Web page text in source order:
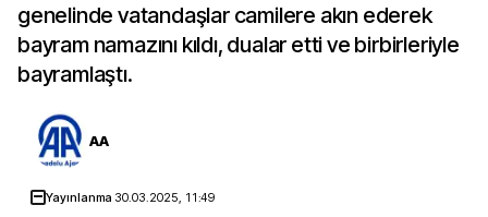
genelinde vatandaşlar camilere akın ederek
bayram namazını kıldı, dualar etti ve birbirleriyle
bayramlaştı.
AA
Yayınlanma 30.03.2025, 11:49